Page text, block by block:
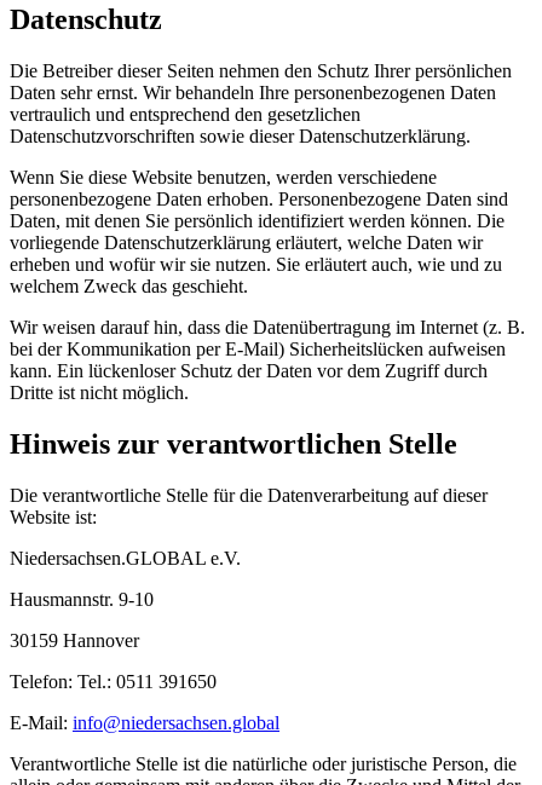
Datenschutz
Die Betreiber dieser Seiten nehmen den Schutz Ihrer persönlichen
Daten sehr ernst. Wir behandeln Ihre personenbezogenen Daten
vertraulich und entsprechend den gesetzlichen
Datenschutzvorschriften sowie dieser Datenschutzerklärung.
Wenn Sie diese Website benutzen, werden verschiedene
personenbezogene Daten erhoben. Personenbezogene Daten sind
Daten, mit denen Sie persönlich identifiziert werden können. Die
vorliegende Datenschutzerklärung erläutert, welche Daten wir
erheben und wofür wir sie nutzen. Sie erläutert auch, wie und zu
welchem Zweck das geschieht.
Wir weisen darauf hin, dass die Datenübertragung im Internet (z. B.
bei der Kommunikation per E-Mail) Sicherheitslücken aufweisen
kann. Ein lückenloser Schutz der Daten vor dem Zugriff durch
Dritte ist nicht möglich.
Hinweis zur verantwortlichen Stelle
Die verantwortliche Stelle für die Datenverarbeitung auf dieser
Website ist:
Niedersachsen.GLOBAL e.V.
Hausmannstr. 9-10
30159 Hannover
Telefon: Tel.: 0511 391650
E-Mail: info@niedersachsen.global
Verantwortliche Stelle ist die natürliche oder juristische Person, die